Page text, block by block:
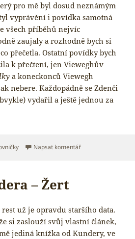
pro mě byl dosud neznámým
vyprávění i povídka samotná
všech příběhů nejvíc
zaujaly a rozhodně bych si
přečetla. Ostatní povídky bych
k přečtení, jen Vieweghův
a koneckonců Viewegh
nebere. Každopádně se Zdenči
vydařil a ještě jednou za
Napsat komentářpro text s názvem
– Žert
už je opravdu staršího data.
si zaslouží svůj vlastní článek,
jediná knížka od Kundery, ve